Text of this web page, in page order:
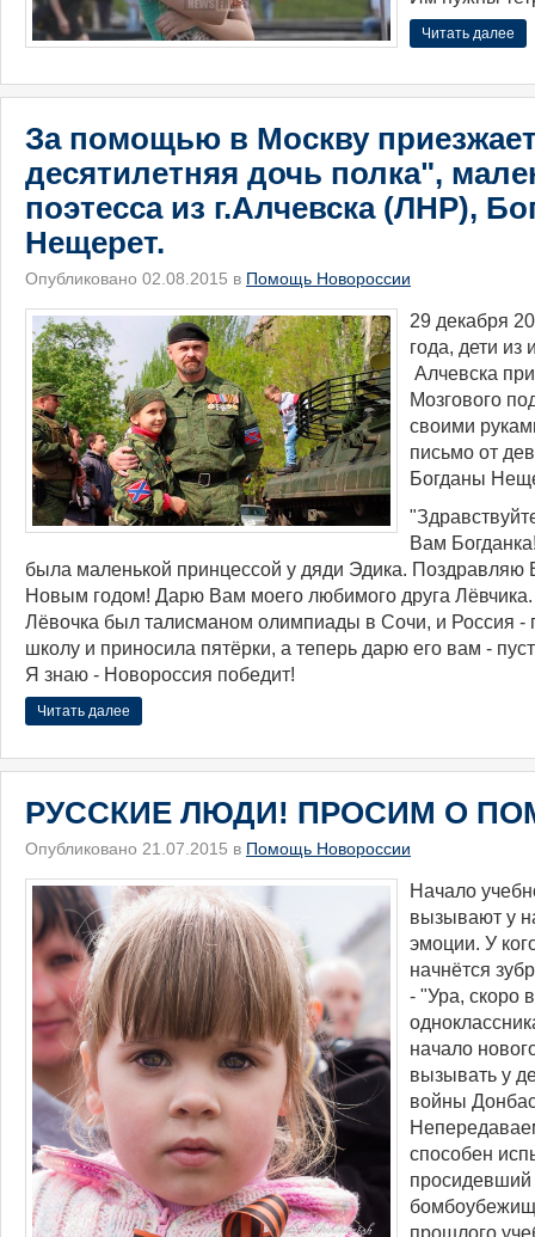
Читать далее
За помощью в Москву
десятилетняя дочь полка",
поэтесса из г.Алчевска (ЛНР),
Нещерет.
Опубликовано 02.08.2015 в Помощь Новороссии
29 декабря
года, дети из
Алчевска
Мозгового
своими
письмо от
Богданы
Вам
была маленькой принцессой у дяди Эдика.
Новым годом! Дарю Вам моего любимого друга Лёвчика.
Лёвочка был талисманом олимпиады в Сочи, и Россия -
школу и приносила пятёрки, а теперь дарю его вам -
Я знаю - Новороссия победит!
Читать далее
РУССКИЕ ЛЮДИ! ПРОСИМ О
Опубликовано 21.07.2015 в Помощь Новороссии
​Начало
вызывают у
эмоции. У
начнётся
- "Ура, скоро
начало
вызывать у
войны
способен
просидевший
прошлого